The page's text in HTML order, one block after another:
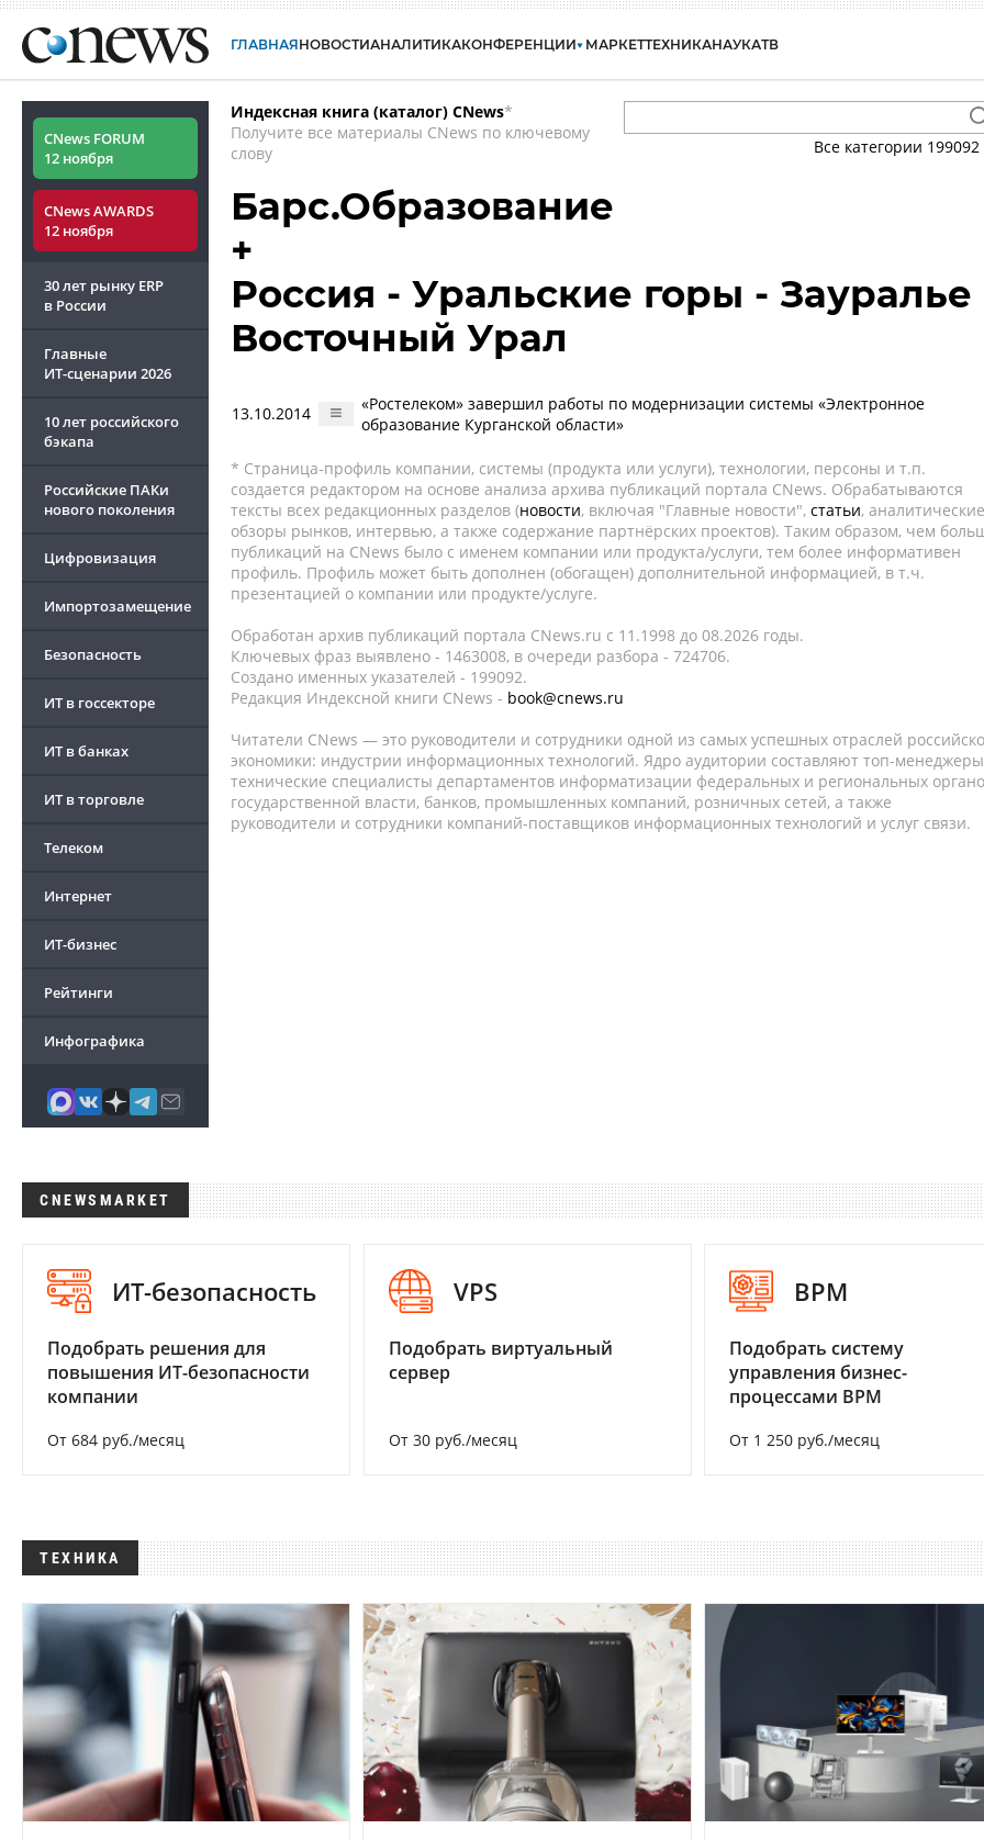
ГЛАВНАЯНОВОСТИАНАЛИТИКАКОНФЕРЕНЦИИ МАРКЕТТЕХНИКАНАУКАТВ
CNews FORUM
12 ноября
CNews AWARDS
12 ноября
30 лет рынку ERP
в России
Главные
ИТ-сценарии 2026
10 лет российского
бэкапа
Российские ПАКи
нового поколения
Цифровизация
Импортозамещение
Безопасность
ИТ в госсекторе
ИТ в банках
ИТ в торговле
Телеком
Интернет
ИТ-бизнес
Рейтинги
Инфографика
Индексная книга (каталог) CNews*
Получите все материалы CNews по ключевому
слову
Все категории 199092
Барс.Образование
+
Россия - Уральские горы - Зауралье
Восточный Урал
13.10.2014
«Ростелеком» завершил работы по модернизации системы «Электронное
образование Курганской области»
* Страница-профиль компании, системы (продукта или услуги), технологии, персоны и т.п.
создается редактором на основе анализа архива публикаций портала CNews. Обрабатываются
тексты всех редакционных разделов (новости, включая "Главные новости", статьи, аналитические
обзоры рынков, интервью, а также содержание партнёрских проектов). Таким образом, чем
публикаций на CNews было с именем компании или продукта/услуги, тем более информативен
профиль. Профиль может быть дополнен (обогащен) дополнительной информацией, в т.ч.
презентацией о компании или продукте/услуге.
Обработан архив публикаций портала CNews.ru c 11.1998 до 08.2026 годы.
Ключевых фраз выявлено - 1463008, в очереди разбора - 724706.
Создано именных указателей - 199092.
Редакция Индексной книги CNews - book@cnews.ru
Читатели CNews — это руководители и сотрудники одной из самых успешных отраслей
экономики: индустрии информационных технологий. Ядро аудитории составляют топ-
технические специалисты департаментов информатизации федеральных и региональных
государственной власти, банков, промышленных компаний, розничных сетей, а также
руководители и сотрудники компаний-поставщиков информационных технологий и услуг связи.
CNEWSMARKET
ИТ-безопасность
Подобрать решения для
повышения ИТ-безопасности
компании
От 684 руб./месяц
VPS
Подобрать виртуальный
сервер
От 30 руб./месяц
BPM
Подобрать систему
управления бизнес-
процессами BPM
От 1 250 руб./месяц
ТЕХНИКА